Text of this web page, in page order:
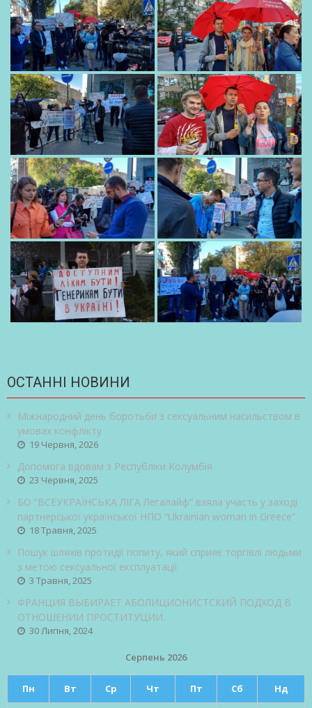
ОСТАННІ НОВИНИ
Міжнародний день боротьби з сексуальним насильством в
умовах конфлікту
19 Червня, 2026
Допомога вдовам з Республіки Колумбія
23 Червня, 2025
БО “ВСЕУКРАЇНСЬКА ЛІГА Легалайф” взяла участь у заході
партнерської української НПО “Ukrainian woman in Greece”
18 Травня, 2025
Пошук шляхів протидії попиту, який сприяє торгівлі людьми
з метою сексуальної експлуатації
3 Травня, 2025
ФРАНЦИЯ ВЫБИРАЕТ АБОЛИЦИОНИСТСКИЙ ПОДХОД В
ОТНОШЕНИИ ПРОСТИТУЦИИ.
30 Липня, 2024
Серпень 2026
Пн Вт Ср Чт Пт Сб Нд